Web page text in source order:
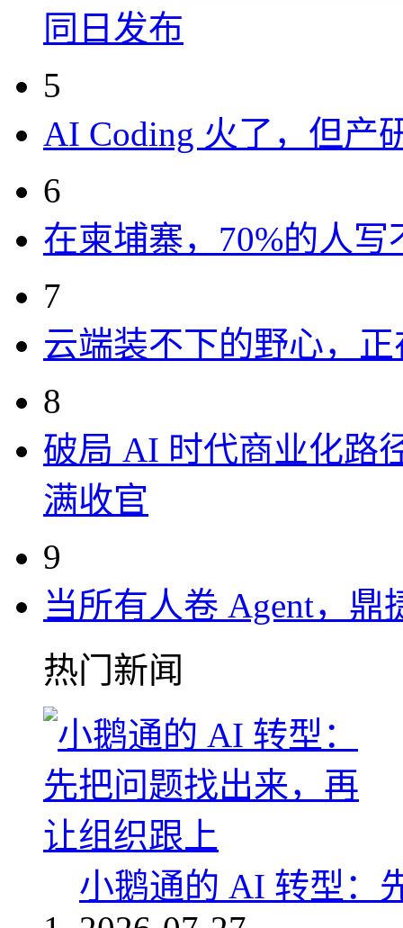
同日发布
5
AI Coding 火了，但产
6
在柬埔寨，70%的人写
7
云端装不下的野心，
8
破局 AI 时代商业化路
满收官
9
当所有人卷 Agent，
热门新闻
小鹅通的 AI 转型：